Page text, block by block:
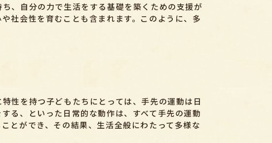
、自分の力で生活をする基礎を築くための支援が
社会性を育むことも含まれます。このように、多
性を持つ子どもたちにとっては、手先の運動は日
る、といった日常的な動作は、すべて手先の運動
とができ、その結果、生活全般にわたって多様な